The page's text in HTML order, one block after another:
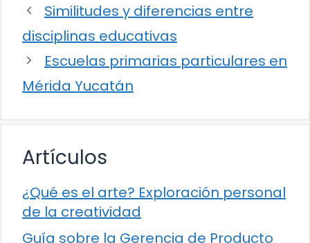
Similitudes y diferencias entre
disciplinas educativas
Escuelas primarias particulares en
Mérida Yucatán
Artículos
¿Qué es el arte? Exploración personal
de la creatividad
Guía sobre la Gerencia de Producto